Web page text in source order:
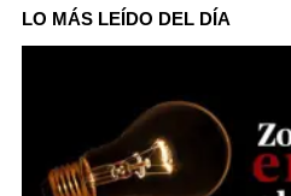
of
1
minute,
LO MÁS LEÍDO DEL DÍA